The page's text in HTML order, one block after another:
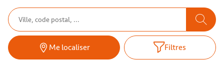
Me localiser Filtres